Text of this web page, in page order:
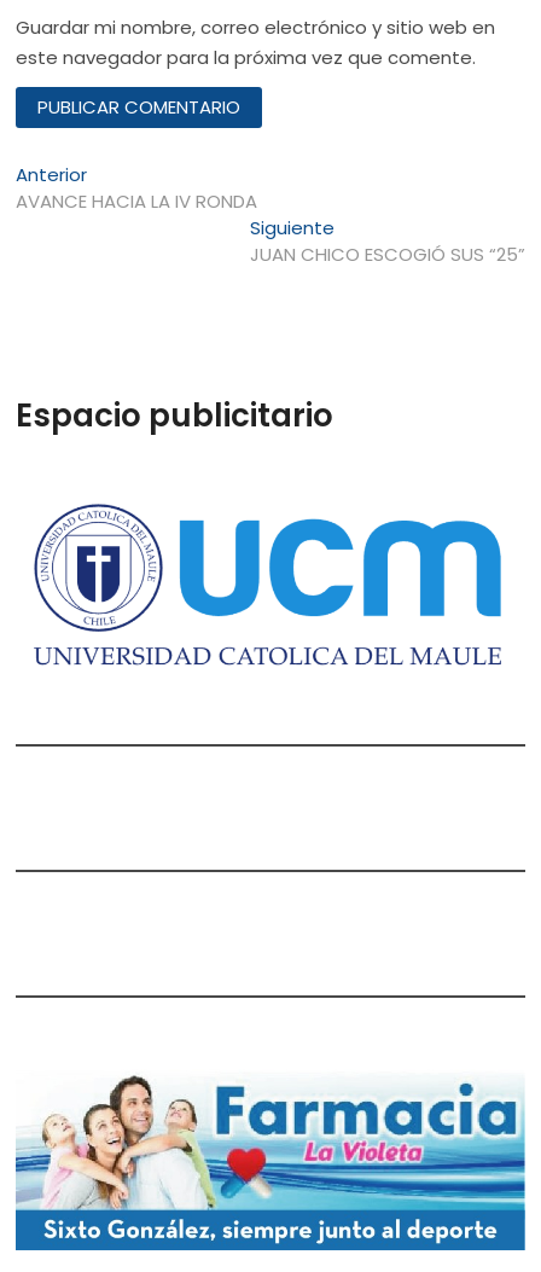
Guardar mi nombre, correo electrónico y sitio web en
este navegador para la próxima vez que comente.
Navegación
de
AnteriorEntrada
anterior:
AVANCE HACIA LA IV RONDA
SiguienteEntrada
siguiente:
JUAN CHICO ESCOGIÓ SUS “25”
Espacio publicitario